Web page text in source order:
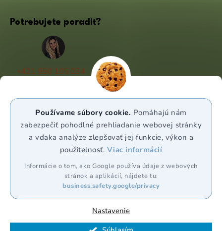
Používame súbory cookie. Pomáhajú nám
zabezpečiť pohodlné prehliadanie webovej stránky
a vďaka analýze zlepšovať jej funkcie, výkon a
použiteľnosť. Viac informácií
Informácie o tom, ako Google používa údaje z webových
stránok a aplikácií, nájdete tu:
business.safety.google/privacy
Nastavenie
Potrebujete poradiť?
+421 950 105 034
WhatsApp
Sledujte nás
Vytvoril Shoptet Premium